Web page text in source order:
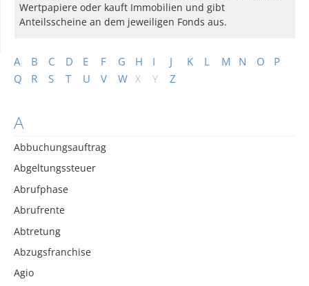
A B C D E F G H I J K L M N O
P
Q
R S T U V W X Y Z
A
Abbuchungsauftrag
Abgeltungssteuer
Abrufphase
Abrufrente
Abtretung
Abzugsfranchise
Agio
Wertpapiere oder kauft Immobilien und gibt
Anteilsscheine an dem jeweiligen Fonds aus.